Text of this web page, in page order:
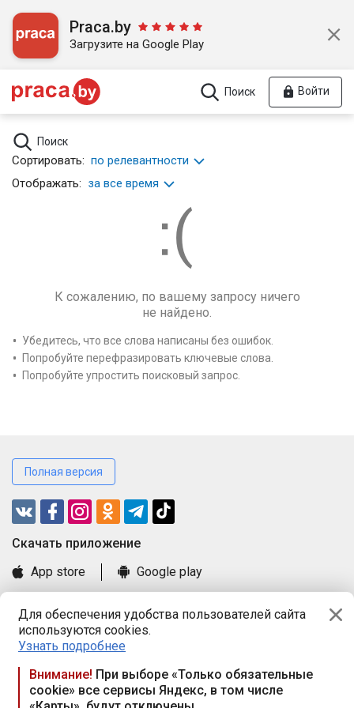
Для обеспечения удобства пользователей сайта
используются cookies.
Узнать подробнее
Внимание! При выборе «Только обязательные
cookie» все сервисы Яндекс, в том числе
Praca.by
Загрузите на Google Play
Поиск Войти
Поиск
Сортировать: по релевантности
Отображать: за все время
К сожалению, по вашему запросу ничего
не найдено.
Убедитесь, что все слова написаны без ошибок.
Попробуйте перефразировать ключевые слова.
Попробуйте упростить поисковый запрос.
Полная версия
Cкачать приложение
App store
Google play
Книга замечаний и предложений
Правила и документы
Praca.by © 2000—2026, ООО «ПРАЦА БАЙ»
Республика Беларусь, 220114, г. Минск, пр-т Независимости
117а, пом. № 9.